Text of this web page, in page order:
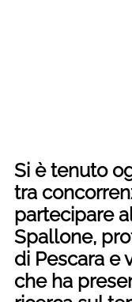
Si è tenuto
tra
partecipare
Spallone,
di Pescara e
che ha